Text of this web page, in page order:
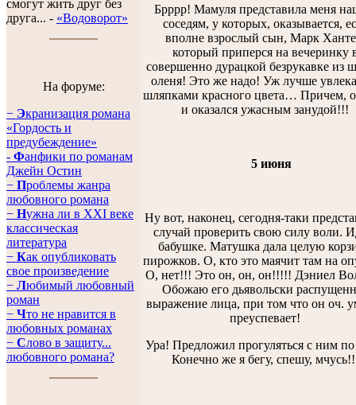
смогут жить друг без
друга... - «Водоворот»
На форуме:
− Экранизация романа
«Гордость и
предубеждение»
- Фанфики по романам
Джейн Остин
− Проблемы жанра
любовного романа
− Нужна ли в XXI веке
классическая
литература
− Как опубликовать
свое произведение
− Любимый любовный
роман
− Что не нравится в
любовных романах
− Слово в защиту...
любовного романа?
Брррр! Мамуля представила меня
соседям, у которых, оказывается,
вполне взрослый сын, Марк
который приперся на вечеринку
совершенно дурацкой безрукавке из
оленя! Это же надо! Уж лучше
шляпками красного цвета… Причем,
и оказался ужасным занудой!!!
5 июня
Ну вот, наконец, сегодня-таки
случай проверить свою силу воли.
бабушке. Матушка дала целую
пирожков. О, кто это маячит там на
О, нет!!! Это он, он, он!!!!! Дэниел
Обожаю его дьявольски
выражение лица, при том что он оч.
преуспевает!
Ура! Предложил прогуляться с ним по
Конечно же я бегу, спешу,